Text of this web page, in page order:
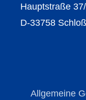
Hauptstraße
D-33758
Allgemeine